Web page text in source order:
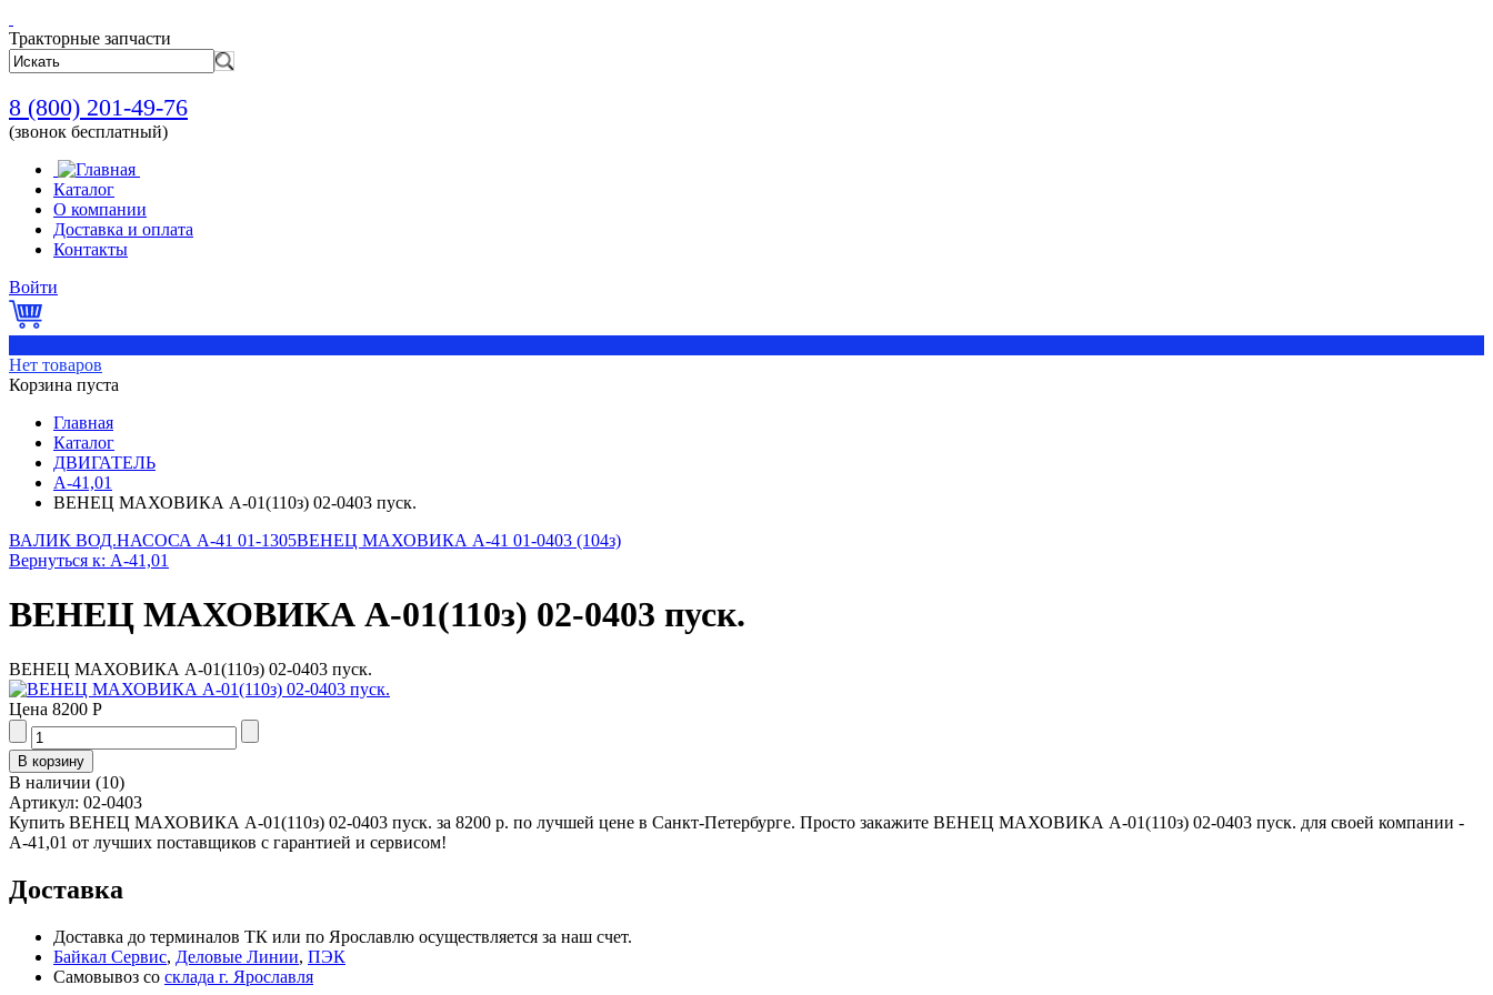
Тракторные запчасти
8 (800) 201-49-76
(звонок бесплатный)
Каталог
О компании
Доставка и оплата
Контакты
Войти
Нет товаров
Корзина пуста
Главная
Каталог
ДВИГАТЕЛЬ
А-41,01
ВЕНЕЦ МАХОВИКА А-01(110з) 02-0403 пуск.
ВАЛИК ВОД.НАСОСА А-41 01-1305ВЕНЕЦ МАХОВИКА А-41 01-0403 (104з)
Вернуться к: А-41,01
ВЕНЕЦ МАХОВИКА А-01(110з) 02-0403 пуск.
ВЕНЕЦ МАХОВИКА А-01(110з) 02-0403 пуск.
Цена 8200 Р
В наличии (10)
Артикул: 02-0403
Купить ВЕНЕЦ МАХОВИКА А-01(110з) 02-0403 пуск. за 8200 р. по лучшей цене в Санкт-Петербурге. Просто закажите ВЕНЕЦ МАХОВИКА А-01(110з) 02-0403 пуск. для своей компании -
А-41,01 от лучших поставщиков с гарантией и сервисом!
Доставка
Доставка до терминалов ТК или по Ярославлю осуществляется за наш счет.
Байкал Сервис, Деловые Линии, ПЭК
Самовывоз со склада г. Ярославля